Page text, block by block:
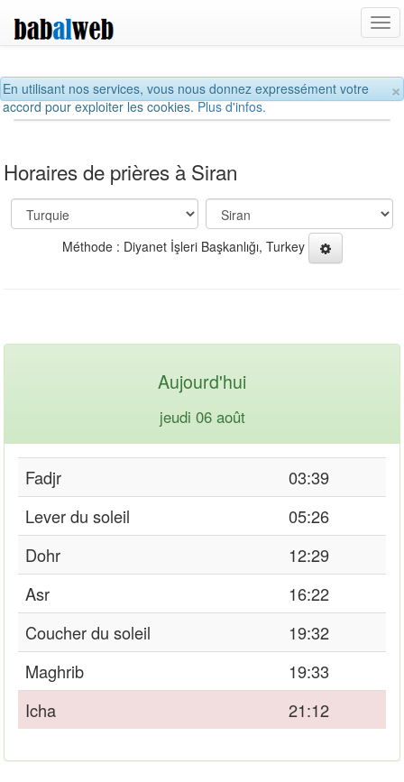
×
En utilisant nos services, vous nous donnez expressément votre
accord pour exploiter les cookies.Plus d'infos.
Horaires de prières à Siran
Méthode : Diyanet İşleri Başkanlığı, Turkey
Aujourd'hui
jeudi 06 août
Fadjr
03:39
Lever du soleil
05:26
Dohr
12:29
Asr
16:22
Coucher du soleil
19:32
Maghrib
19:33
Icha
21:12